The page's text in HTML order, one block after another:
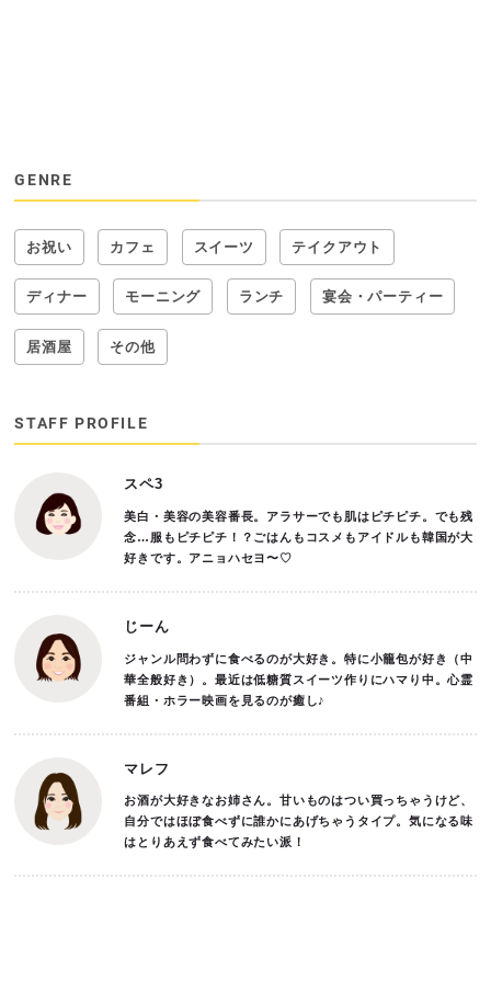
GENRE
お祝い カフェ スイーツ テイクアウト
ディナー モーニング ランチ 宴会・パーティー
居酒屋 その他
STAFF PROFILE
スペ3
美白・美容の美容番長。アラサーでも肌はピチピチ。でも残
念…服もピチピチ！？ごはんもコスメもアイドルも韓国が大
好きです。アニョハセヨ〜♡
じーん
ジャンル問わずに食べるのが大好き。特に小籠包が好き（中
華全般好き）。最近は低糖質スイーツ作りにハマり中。心霊
番組・ホラー映画を見るのが癒し♪
マレフ
お酒が大好きなお姉さん。甘いものはつい買っちゃうけど、
自分ではほぼ食べずに誰かにあげちゃうタイプ。気になる味
はとりあえず食べてみたい派！